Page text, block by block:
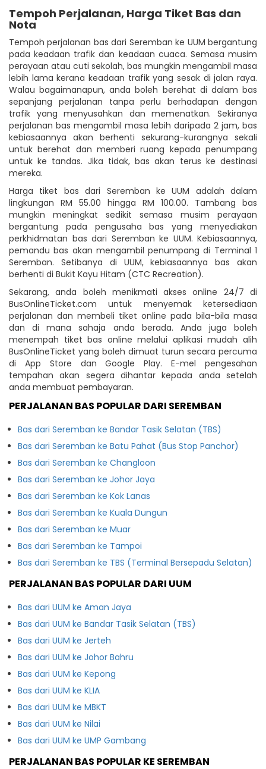
Tempoh Perjalanan, Harga Tiket Bas dan
Nota
Tempoh perjalanan bas dari Seremban ke UUM bergantung
pada keadaan trafik dan keadaan cuaca. Semasa musim
perayaan atau cuti sekolah, bas mungkin mengambil masa
lebih lama kerana keadaan trafik yang sesak di jalan raya.
Walau bagaimanapun, anda boleh berehat di dalam bas
sepanjang perjalanan tanpa perlu berhadapan dengan
trafik yang menyusahkan dan memenatkan. Sekiranya
perjalanan bas mengambil masa lebih daripada 2 jam, bas
kebiasaannya akan berhenti sekurang-kurangnya sekali
untuk berehat dan memberi ruang kepada penumpang
untuk ke tandas. Jika tidak, bas akan terus ke destinasi
mereka.
Harga tiket bas dari Seremban ke UUM adalah dalam
lingkungan RM 55.00 hingga RM 100.00. Tambang bas
mungkin meningkat sedikit semasa musim perayaan
bergantung pada pengusaha bas yang menyediakan
perkhidmatan bas dari Seremban ke UUM. Kebiasaannya,
pemandu bas akan mengambil penumpang di Terminal 1
Seremban. Setibanya di UUM, kebiasaannya bas akan
berhenti di Bukit Kayu Hitam (CTC Recreation).
Sekarang, anda boleh menikmati akses online 24/7 di
BusOnlineTicket.com untuk menyemak ketersediaan
perjalanan dan membeli tiket online pada bila-bila masa
dan di mana sahaja anda berada. Anda juga boleh
menempah tiket bas online melalui aplikasi mudah alih
BusOnlineTicket yang boleh dimuat turun secara percuma
di App Store dan Google Play. E-mel pengesahan
tempahan akan segera dihantar kepada anda setelah
anda membuat pembayaran.
PERJALANAN BAS POPULAR DARI SEREMBAN
Bas dari Seremban ke Bandar Tasik Selatan (TBS)
Bas dari Seremban ke Batu Pahat (Bus Stop Panchor)
Bas dari Seremban ke Changloon
Bas dari Seremban ke Johor Jaya
Bas dari Seremban ke Kok Lanas
Bas dari Seremban ke Kuala Dungun
Bas dari Seremban ke Muar
Bas dari Seremban ke Tampoi
Bas dari Seremban ke TBS (Terminal Bersepadu Selatan)
PERJALANAN BAS POPULAR DARI UUM
Bas dari UUM ke Aman Jaya
Bas dari UUM ke Bandar Tasik Selatan (TBS)
Bas dari UUM ke Jerteh
Bas dari UUM ke Johor Bahru
Bas dari UUM ke Kepong
Bas dari UUM ke KLIA
Bas dari UUM ke MBKT
Bas dari UUM ke Nilai
Bas dari UUM ke UMP Gambang
PERJALANAN BAS POPULAR KE SEREMBAN